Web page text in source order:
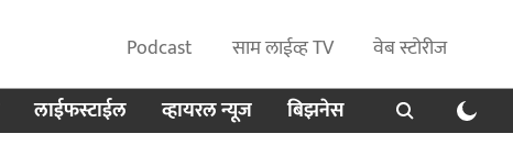
Podcast साम लाईव्ह TV
वेब स्टोरीज
लाईफस्टाईल व्हायरल न्यूज बिझनेस